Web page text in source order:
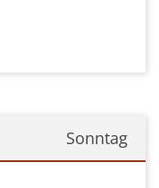
Sonntag